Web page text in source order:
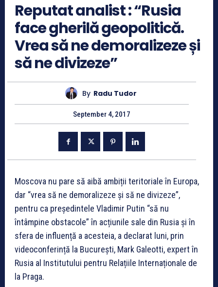
Reputat analist : “Rusia
face gherilă geopolitică.
Vrea să ne demoralizeze și
să ne divizeze”
By Radu Tudor
September 4, 2017
Moscova nu pare să aibă ambiții teritoriale în Europa,
dar “vrea să ne demoralizeze și să ne divizeze”,
pentru ca președintele Vladimir Putin “să nu
întâmpine obstacole” în acțiunile sale din Rusia și în
sfera de influență a acesteia, a declarat luni, prin
videoconferință la București, Mark Galeotti, expert în
Rusia al Institutului pentru Relațiile Internaționale de
la Praga.